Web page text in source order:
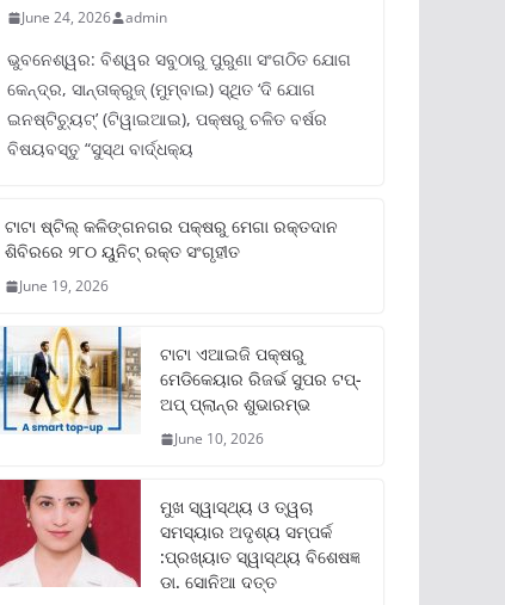
June 24, 2026 admin
ଭୁବନେଶ୍ୱର: ବିଶ୍ୱର ସବୁଠାରୁ ପୁରୁଣା ସଂଗଠିତ ଯୋଗ
କେନ୍ଦ୍ର, ସାନ୍ତାକ୍ରୁଜ୍ (ମୁମ୍ବାଇ) ସ୍ଥିତ ‘ଦି ଯୋଗ
ଇନଷ୍ଟିଚ୍ୟୁଟ୍‌’ (ଟିୱାଇଆଇ), ପକ୍ଷରୁ ଚଳିତ ବର୍ଷର
ବିଷୟବସ୍ତୁ “ସୁସ୍ଥ ବାର୍ଦ୍ଧକ୍ୟ
ଟାଟା ଷ୍ଟିଲ୍‌ କଳିଙ୍ଗନଗର ପକ୍ଷରୁ ମେଗା ରକ୍ତଦାନ
ଶିବିରରେ ୨୮୦ ୟୁନିଟ୍‌ ରକ୍ତ ସଂଗୃହୀତ
June 19, 2026
ଟାଟା ଏଆଇଜି ପକ୍ଷରୁ
ମେଡିକେୟାର ରିଜର୍ଭ ସୁପର ଟପ୍‌-
ଅପ୍ ପ୍ଲାନ୍‌ର ଶୁଭାରମ୍ଭ
June 10, 2026
ମୁଖ ସ୍ୱାସ୍ଥ୍ୟ ଓ ତ୍ୱଚା
ସମସ୍ୟାର ଅଦୃଶ୍ୟ ସମ୍ପର୍କ
:ପ୍ରଖ୍ୟାତ ସ୍ୱାସ୍ଥ୍ୟ ବିଶେଷଜ୍ଞ
ଡା. ସୋନିଆ ଦତ୍ତ